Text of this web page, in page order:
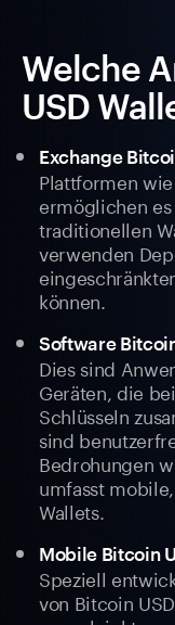
Welche
USD
Exchange
Plattformen
ermöglichen
traditionellen
verwenden
können.
Software
Dies sind
Geräten, die
Schlüsseln
sind
Bedrohungen
umfasst
Wallets.
Mobile Bitcoin
Speziell
von Bitcoin